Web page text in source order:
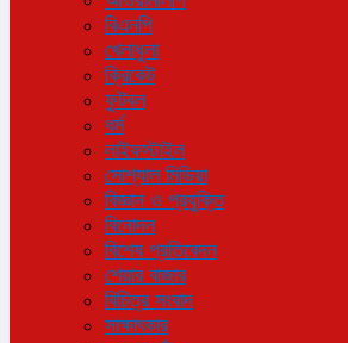
বিএনপি
খেলাধুলা
ক্রিকেট
ফুটবল
ধর্ম
লাইফস্টাইল
সোশ্যাল মিডিয়া
বিজ্ঞান ও প্রযুক্তি
বিনোদন
বিশেষ প্রতিবেদন
শেয়ার বাজার
বিচিত্র সংবাদ
সাক্ষাৎকার